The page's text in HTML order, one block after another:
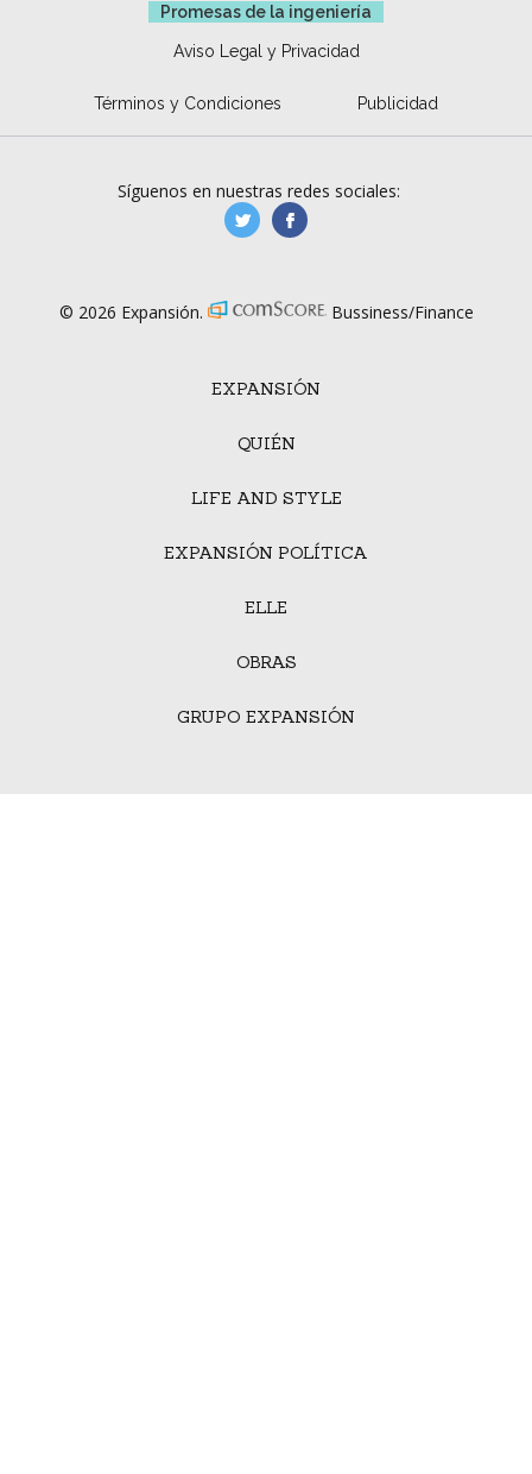
Promesas de la ingeniería
Aviso Legal y Privacidad
Términos y Condiciones Publicidad
EXPANSIÓN
QUIÉN
LIFE AND STYLE
EXPANSIÓN POLÍTICA
ELLE
OBRAS
GRUPO EXPANSIÓN
Síguenos en nuestras redes sociales:
manufacturaGE
© 2026 Expansión. Bussiness/Finance